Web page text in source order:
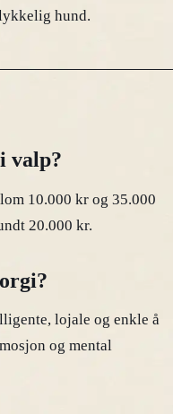
hund.
valp?
10.000 kr og 35.000
20.000 kr.
lojale og enkle å
og mental